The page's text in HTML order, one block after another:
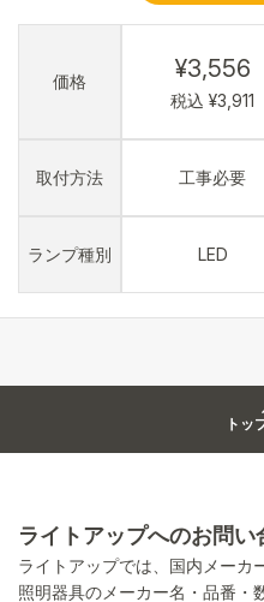
価格
取付方法
ランプ種別
¥3,556
税込 ¥3,911
工事必要
LED
トッ
ライトアップへのお問い
ライトアップでは、国内メーカ
照明器具のメーカー名・品番・